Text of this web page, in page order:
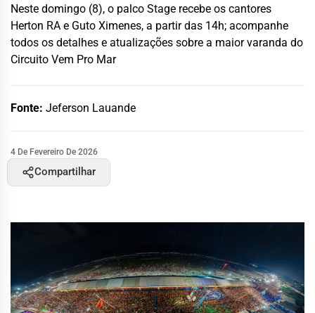
Neste domingo (8), o palco Stage recebe os cantores
Herton RA e Guto Ximenes, a partir das 14h; acompanhe
todos os detalhes e atualizações sobre a maior varanda do
Circuito Vem Pro Mar
Fonte: Jeferson Lauande
4 De Fevereiro De 2026
Compartilhar